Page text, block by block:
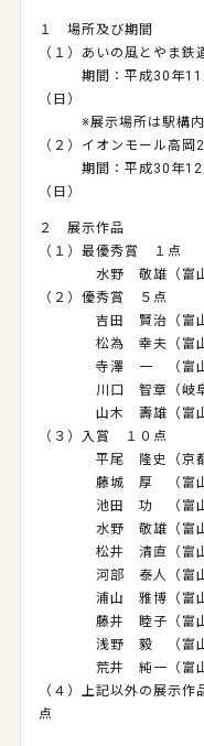
１ 場所及び期間
（１）あいの風とやま
期間：平成30年11月
（日）
※展示場所は駅構内の
（２）イオンモール高岡
期間：平成30年12月
（日）
２ 展示作品
（１）最優秀賞 １点
水野 敬雄（富山県
（２）優秀賞 ５点
吉田 賢治（富山県
松為 幸夫（富山県
寺澤 一 （富山県）
川口 智章（岐阜県
山木 壽雄（富山県
（３）入賞 １０点
平尾 隆史（京都府
藤城 厚 （富山県
池田 功 （富山県
水野 敬雄（富山県
松井 清直（富山県
河部 泰人（富山県
浦山 雅博（富山県
藤井 睦子（富山県
浅野 毅 （富山県
荒井 純一（富山県
（４）上記以外の展示
点 計